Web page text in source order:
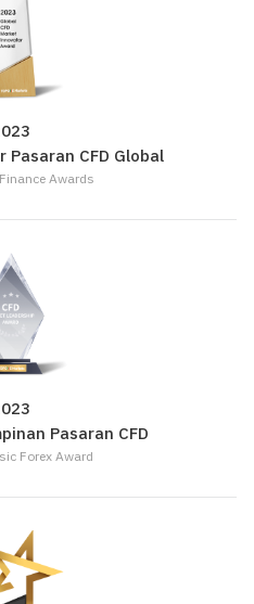
CFD Global
Awards
Pasaran CFD
Forex Award